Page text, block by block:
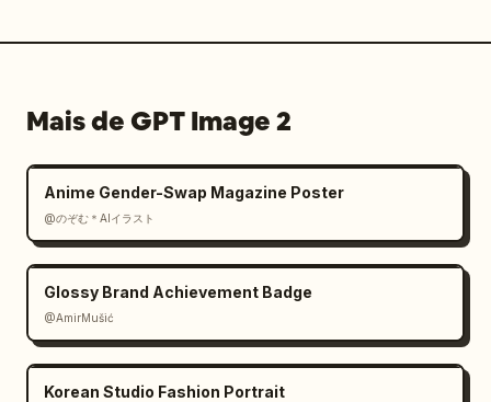
Mais de GPT Image 2
Anime Gender-Swap Magazine Poster
@のぞむ＊AIイラスト
Glossy Brand Achievement Badge
@AmirMušić
Korean Studio Fashion Portrait